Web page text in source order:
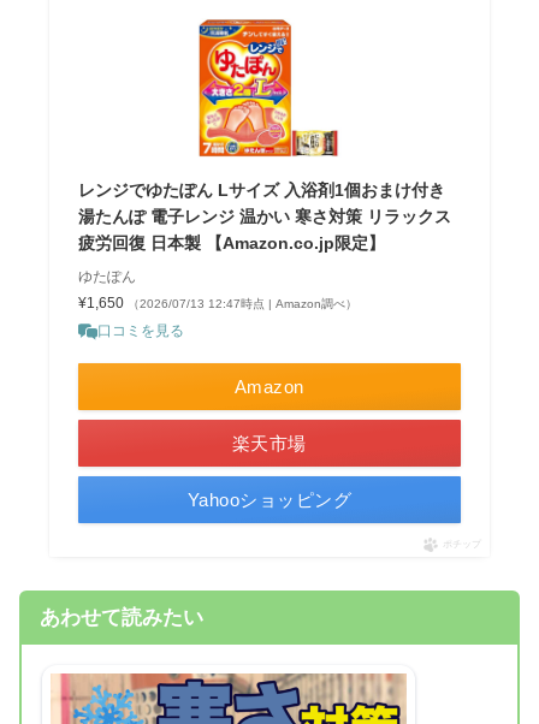
レンジでゆたぽん Lサイズ 入浴剤1個おまけ付き
湯たんぽ 電子レンジ 温かい 寒さ対策 リラックス
疲労回復 日本製 【Amazon.co.jp限定】
ゆたぽん
¥1,650
（2026/07/13 12:47時点 | Amazon調べ）
口コミを見る
Amazon
楽天市場
Yahooショッピング
ポチップ
あわせて読みたい